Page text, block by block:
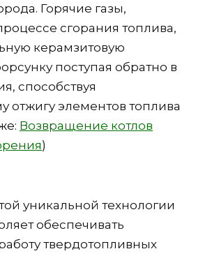
Горячие газы,
сгорания топлива,
керамзитовую
поступая обратно в
способствуя
отжигу элементов топлива
Возвращение котлов
)
уникальной технологии
обеспечивать
твердотопливных